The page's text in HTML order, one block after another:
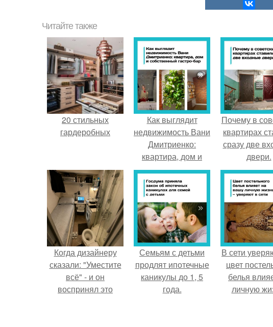
Читайте также
20 стильных
гардеробных
Как выглядит
недвижимость Вани
Дмитриенко:
квартира, дом и
собственный гастро
- бар.
Почему в
квартирах
сразу две
двери.
Когда дизайнеру
сказали: "Уместите
всё" - и он
воспринял это
Семьям с детьми
продлят ипотечные
каникулы до 1, 5
года.
В сети
цвет
белья
личную